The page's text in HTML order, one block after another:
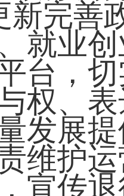
新完善
就业
台，
权、
发展
维护
宣传